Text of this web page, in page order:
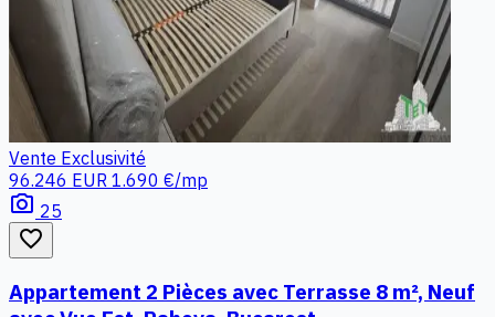
Vente Exclusivité
96.246 EUR 1.690 €/mp
photo_camera 25
favorite_border
Appartement 2 Pièces avec Terrasse 8 m², Neuf